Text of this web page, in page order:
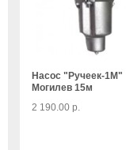
Насос "Ручеек-1М"
Могилев 15м
2 190.00 р.